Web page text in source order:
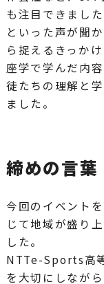
も注目できました
といった声が聞
ら捉えるきっか
座学で学んだ内
徒たちの理解と
ました。
締めの言葉
今回のイベント
じて地域が盛り
した。
NTTe-Sports高
を大切にしなが